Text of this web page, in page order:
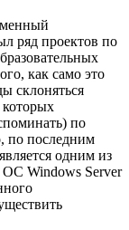
ряд проектов по
как само это
склоняться
по
по последним
одним из
ОС Windows Server